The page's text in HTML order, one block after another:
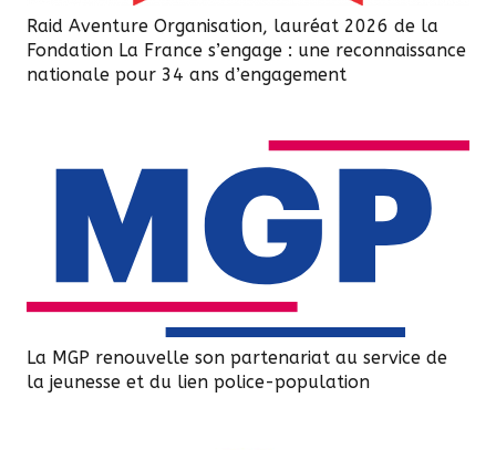
Raid Aventure Organisation, lauréat 2026 de la
Fondation La France s’engage : une reconnaissance
nationale pour 34 ans d’engagement
La MGP renouvelle son partenariat au service de
la jeunesse et du lien police-population